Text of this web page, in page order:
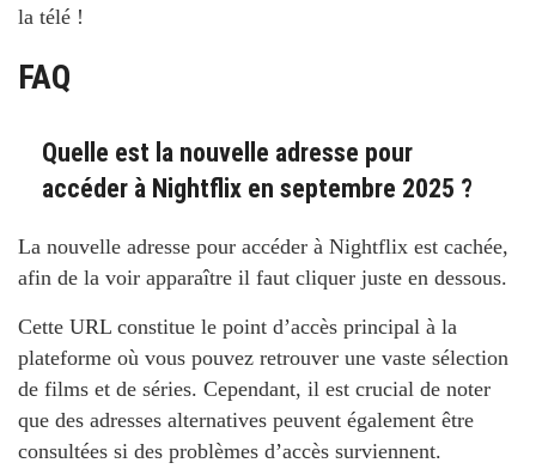
la télé !
FAQ
Quelle est la nouvelle adresse pour
accéder à Nightflix en septembre 2025 ?
La nouvelle adresse pour accéder à Nightflix est cachée,
afin de la voir apparaître il faut cliquer juste en dessous.
Cette URL constitue le point d’accès principal à la
plateforme où vous pouvez retrouver une vaste sélection
de films et de séries. Cependant, il est crucial de noter
que des adresses alternatives peuvent également être
consultées si des problèmes d’accès surviennent.